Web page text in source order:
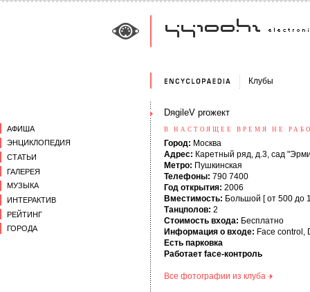
АФИША
ЭНЦИКЛОПЕДИЯ
СТАТЬИ
ГАЛЕРЕЯ
МУЗЫКА
ИНТЕРАКТИВ
РЕЙТИНГ
ГОРОДА
Клубы
DяgileV proжект
В НАСТОЯЩЕЕ ВРЕМЯ НЕ
Город: Москва
Адрес: Каретный ряд, д.3, сад
Метро: Пушкинская
Телефоны: 790 7400
Год открытия: 2006
Вместимость: Большой [ от 500 до
Танцполов: 2
Стоимость входа: Бесплатно
Информация о входе: Face control,
Есть парковка
Работает face-контроль
Все фотографии из клуба